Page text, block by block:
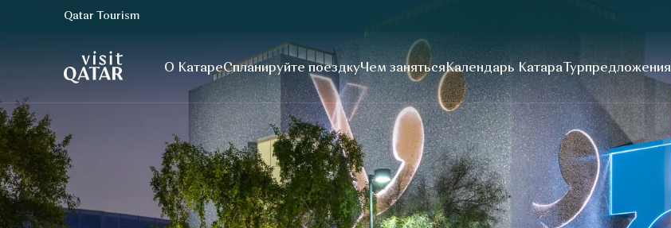
VisitQatar Homepage
Qatar Tourism
О КатареСпланируйте поездкуЧем занятьсяКалендарь КатараТурпредложения